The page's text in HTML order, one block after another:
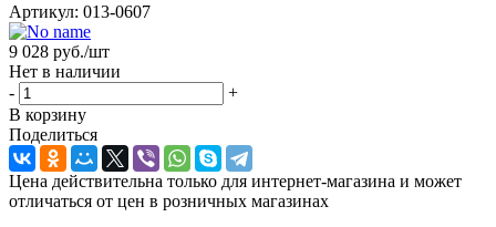
Артикул: 013-0607
9 028 руб./шт
Нет в наличии
-
+
В корзину
Поделиться
Цена действительна только для интернет-магазина и может
отличаться от цен в розничных магазинах